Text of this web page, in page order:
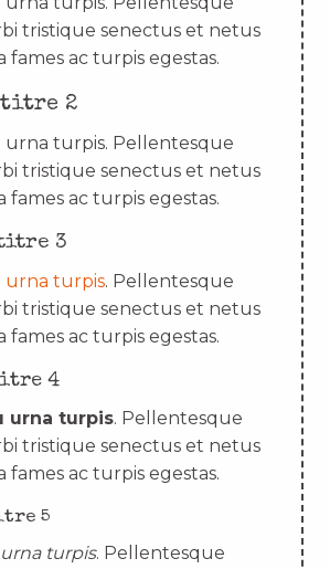
tristique senectus et netus
fames ac turpis egestas.
titre 2
turpis. Pellentesque
tristique senectus et netus
fames ac turpis egestas.
titre 3
urna turpis. Pellentesque
tristique senectus et netus
fames ac turpis egestas.
4
urna turpis. Pellentesque
tristique senectus et netus
fames ac turpis egestas.
5
turpis. Pellentesque